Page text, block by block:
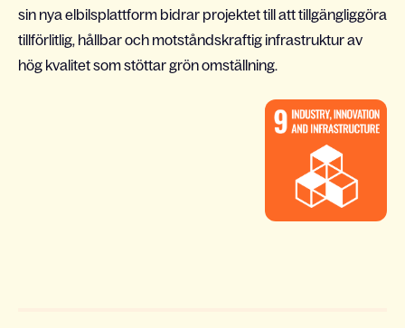
sin nya elbilsplattform bidrar projektet till att tillgängliggöra
tillförlitlig, hållbar och motståndskraftig infrastruktur av
hög kvalitet som stöttar grön omställning.